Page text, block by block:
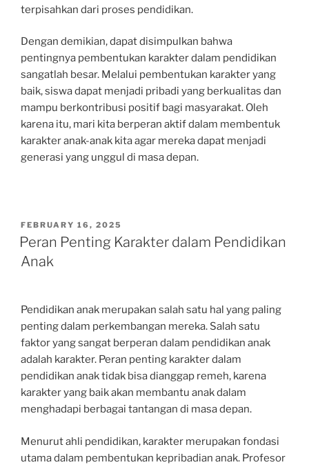
terpisahkan dari proses pendidikan.
Dengan demikian, dapat disimpulkan bahwa
pentingnya pembentukan karakter dalam pendidikan
sangatlah besar. Melalui pembentukan karakter yang
baik, siswa dapat menjadi pribadi yang berkualitas dan
mampu berkontribusi positif bagi masyarakat. Oleh
karena itu, mari kita berperan aktif dalam membentuk
karakter anak-anak kita agar mereka dapat menjadi
generasi yang unggul di masa depan.
POSTED
ON
FEBRUARY 16, 2025
Peran Penting Karakter dalam Pendidikan
Anak
Pendidikan anak merupakan salah satu hal yang paling
penting dalam perkembangan mereka. Salah satu
faktor yang sangat berperan dalam pendidikan anak
adalah karakter. Peran penting karakter dalam
pendidikan anak tidak bisa dianggap remeh, karena
karakter yang baik akan membantu anak dalam
menghadapi berbagai tantangan di masa depan.
Menurut ahli pendidikan, karakter merupakan fondasi
utama dalam pembentukan kepribadian anak. Profesor